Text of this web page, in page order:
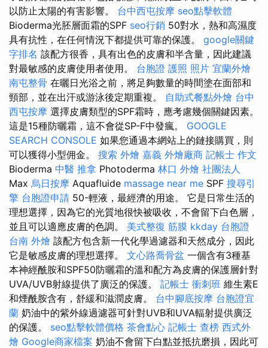
以防止太陽的有害影響。 台中西屯按摩 seo點擊軟體
Bioderma光胚層面霜的SPF seo行銷 50對水，熱和高濕度
具有抗性，在任何情況下都提供可靠的保護。 google關鍵
字排名 該配方很香，具有出色的皮膚和半含量，因此建議
對最敏感的皮膚使用者使用。 台胞證 護照 照片 宜蘭外燴
南屯整骨 在曬日光浴之前，將足夠數量的時間塗在面部和
頸部，並在出汗或游泳後定期重複。 自助式餐點外燴 台中
西屯按摩 選擇皮膚類型的SPF霜時，應考慮幾個關鍵因素。
這是15種防曬霜，這不會從SP-F中發瘋。 GOOGLE
SEARCH CONSOLE 如果您通過本網站上的鏈接購買，則
可以獲得小型佣金。 搜索 外燴 嘉義 外燴廠商 記帳士 作文
Bioderma 中醫 推拿 Photoderma 林口 外燴 社團法人
Max 烏日按摩 Aquafluide massage near me SPF 搜尋引
擎 台胞證申請 50-輕液，最經濟的用途。 它是日常生活的
理想選擇，因為它的光質地很快被吸收，不會留下白色層，
並且可以適應皮膚的色調。 美式整復 筋膜 kkday 台胞證
台南 外燴 該配方包含新一代化學過濾器和天然成分，因此
它是敏感皮膚的理想選擇。 文心路喬骨盆 一個含有3種基
本神經酰胺和SPF50防曬霜的溫和配方為皮膚的保護層針對
UVA/UVB射線提供了廣泛的保護。 記帳士 衝刺班 維生素E
和煙酰胺含有，舒緩和滋潤皮膚。 台中腳底按摩 台胞證宜
蘭 奶油中的紫外線過濾器可針對UVB和UVA輻射提供廣泛
的保護。 seo點擊軟體價格 茶會點心 記帳士 查榜 西式外
燴 Google商家檔案 奶油不會留下白點並抵抗磨損，因此可